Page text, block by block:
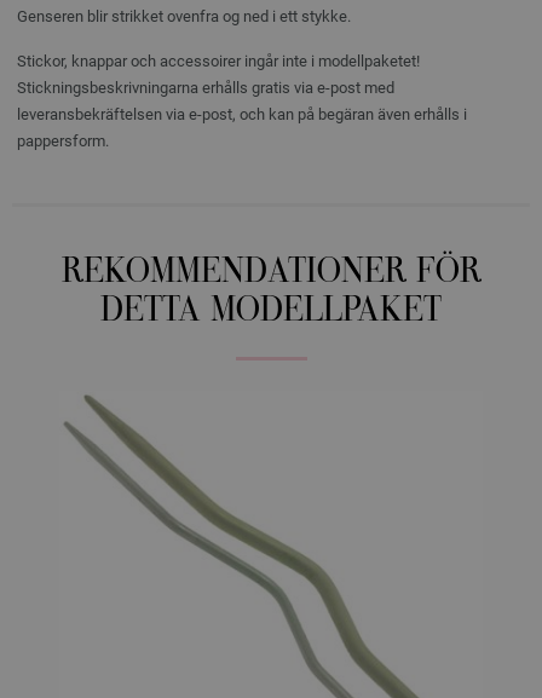
Genseren blir strikket ovenfra og ned i ett stykke.
Stickor, knappar och accessoirer ingår inte i modellpaketet!
Stickningsbeskrivningarna erhålls gratis via e-post med
leveransbekräftelsen via e-post, och kan på begäran även erhålls i
pappersform.
REKOMMENDATIONER FÖR
DETTA MODELLPAKET